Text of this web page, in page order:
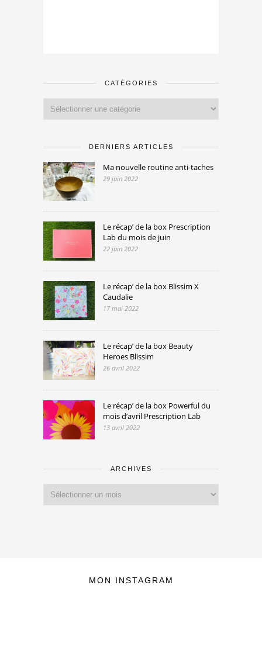
CATÉGORIES
DERNIERS ARTICLES
Ma nouvelle routine anti-taches
29 juin 2022
Le récap’ de la box Prescription
Lab du mois de juin
22 juin 2022
Le récap’ de la box Blissim X
Caudalie
17 mai 2022
Le récap’ de la box Beauty
Heroes Blissim
26 avril 2022
Le récap’ de la box Powerful du
mois d’avril Prescription Lab
13 avril 2022
ARCHIVES
MON INSTAGRAM